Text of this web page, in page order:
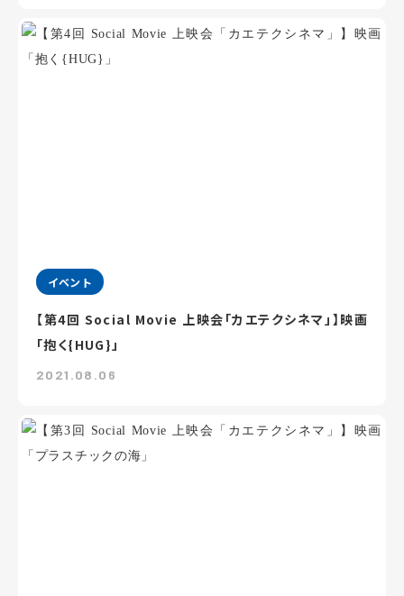
イベント
【第4回 Social Movie 上映会「カエテクシネマ」】映画
「抱く{HUG}」
2021.08.06